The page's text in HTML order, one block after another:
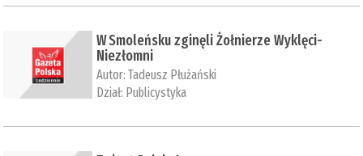
W Smoleńsku zginęli Żołnierze Wyklęci-
Niezłomni
Autor:Tadeusz Płużański
Dział: Publicystyka